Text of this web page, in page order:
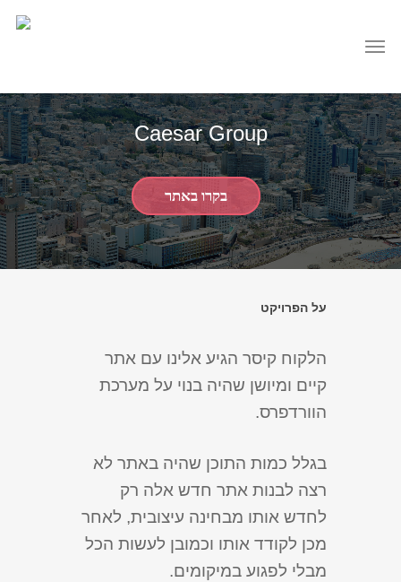
Caesar Group
בקרו באתר
על הפרויקט
הלקוח קיסר הגיע אלינו עם אתר
קיים ומיושן שהיה בנוי על מערכת
הוורדפרס.
בגלל כמות התוכן שהיה באתר לא
רצה לבנות אתר חדש אלה רק
לחדש אותו מבחינה עיצובית, לאחר
מכן לקודד אותו וכמובן לעשות הכל
מבלי לפגוע במיקומים.